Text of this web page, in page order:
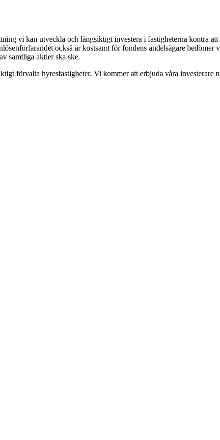
vi kan utveckla och långsiktigt investera i fastigheterna kontra
också är kostsamt för fondens andelsägare
samtliga aktier ska ske.
förvalta hyresfastigheter. Vi kommer att erbjuda våra investerare